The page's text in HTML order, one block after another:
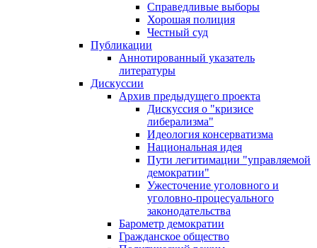
Справедливые выборы
Хорошая полиция
Честный суд
Публикации
Аннотированный указатель
литературы
Дискуссии
Архив предыдущего проекта
Дискуссия о "кризисе
либерализма"
Идеология консерватизма
Национальная идея
Пути легитимации "управляемой
демократии"
Ужесточение уголовного и
уголовно-процесуального
законодательства
Барометр демократии
Гражданское общество